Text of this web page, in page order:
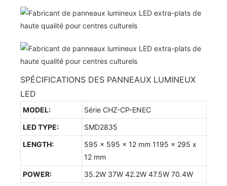
SPÉCIFICATIONS DES PANNEAUX LUMINEUX
LED
MODEL:
Série CHZ-CP-ENEC
LED TYPE:
SMD2835
LENGTH:
595 x 595 x 12 mm 1195 x 295 x
12 mm
POWER:
35.2W 37W 42.2W 47.5W 70.4W